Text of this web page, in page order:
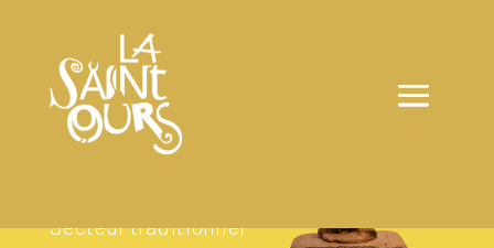
ŒUVRE DE
CHEVRERE
RENATO
Secteur traditionnel